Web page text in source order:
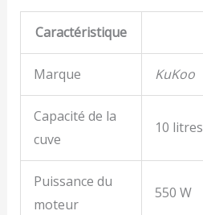
Caractéristique
Marque KuKoo
Capacité de la
cuve
10 litres
Puissance du
moteur
550 W